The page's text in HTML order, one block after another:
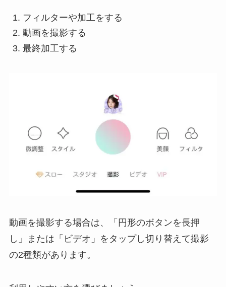
フィルターや加工をする
動画を撮影する
最終加工する
動画を撮影する場合は、「円形のボタンを長押
し」または「ビデオ」をタップし切り替えて撮影
の2種類があります。